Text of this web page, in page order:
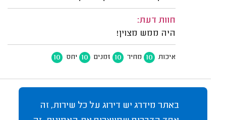
חוות דעת:
היה ממש מצוין!
איכות 10 מחיר 10 זמנים 10 יחס 10
באתר מידרג יש דירוג על כל שירות, זה